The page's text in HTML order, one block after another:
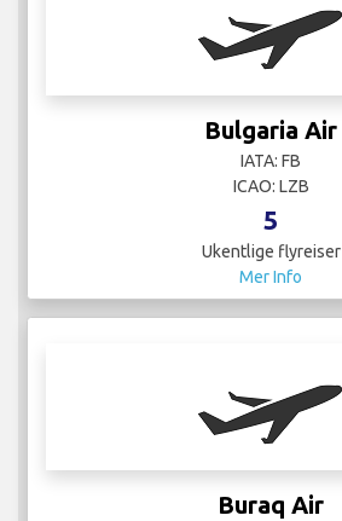
Bulgaria Air
IATA: FB
ICAO: LZB
5
Ukentlige flyreiser
Mer Info
Buraq Air